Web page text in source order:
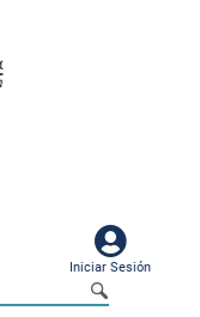
Iniciar Sesión